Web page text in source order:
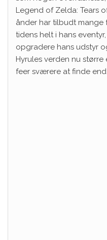
Legend of Zelda: Tears
ånder har tilbudt
tidens helt i hans
opgradere hans udstyr
Hyrules verden nu
feer sværere at finde